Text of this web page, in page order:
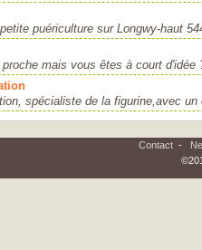
puériculture sur Longwy-haut
mais vous êtes à court d'idée
spécialiste de la figurine,avec
Contact-